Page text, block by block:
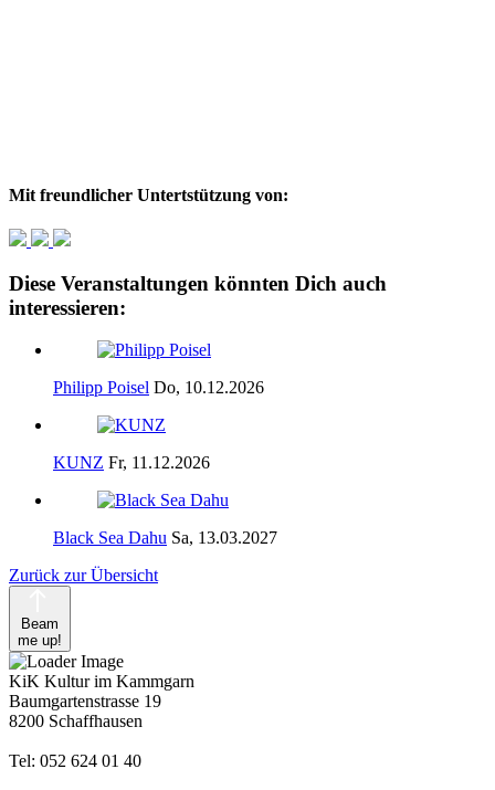
Mit freundlicher Untertstützung von:
Diese Veranstaltungen könnten Dich auch
interessieren:
Philipp Poisel Do, 10.12.2026
KUNZ Fr, 11.12.2026
Black Sea Dahu Sa, 13.03.2027
Zurück zur Übersicht
Beam
me up!
KiK Kultur im Kammgarn
Baumgartenstrasse 19
8200 Schaffhausen
Tel: 052 624 01 40